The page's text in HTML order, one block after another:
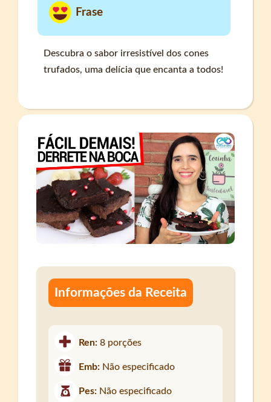
Frase
Descubra o sabor irresistível dos cones
trufados, uma delícia que encanta a todos!
Informações da Receita
Ren:8 porções
Emb: Não especificado
Pes: Não especificado